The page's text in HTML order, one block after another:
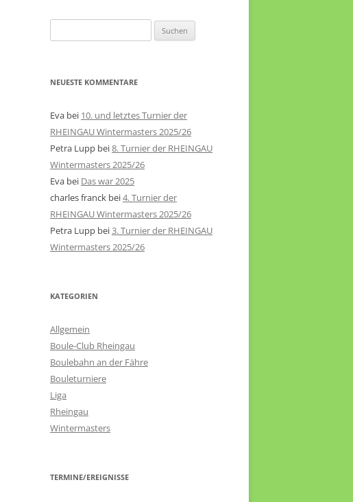
nach:
NEUESTE KOMMENTARE
Eva bei 10. und letztes Turnier der
RHEINGAU Wintermasters 2025/26
Petra Lupp bei8. Turnier der RHEINGAU
Wintermasters 2025/26
Eva bei Das war 2025
charles franck bei4. Turnier der
RHEINGAU Wintermasters 2025/26
Petra Lupp bei3. Turnier der RHEINGAU
Wintermasters 2025/26
KATEGORIEN
Allgemein
Boule-Club Rheingau
Boulebahn an der Fähre
Bouleturniere
Liga
Rheingau
Wintermasters
TERMINE/EREIGNISSE